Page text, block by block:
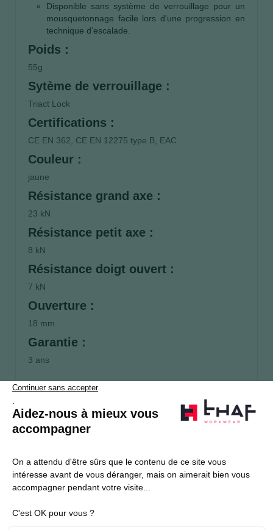
Disponible sans système de verrouillage pour un
mousquetonnage facile lors d'une progression en
technique d’escalade.
Poids :
55g
Sytème de verrouillage :
Triact Lock
Certifications :
CE EN 362, CE EN 12275 type B, EAC
Couleur :
jaune
Résistance grand axe :
23 kN
Résistance petit axe :
8 kN
Résistance doigt ouvert :
7 kN
Ouverture :
18 mm
Garantie :
3 ans
Je souhaite m'inscrire à la newsletter Thaf Workwear